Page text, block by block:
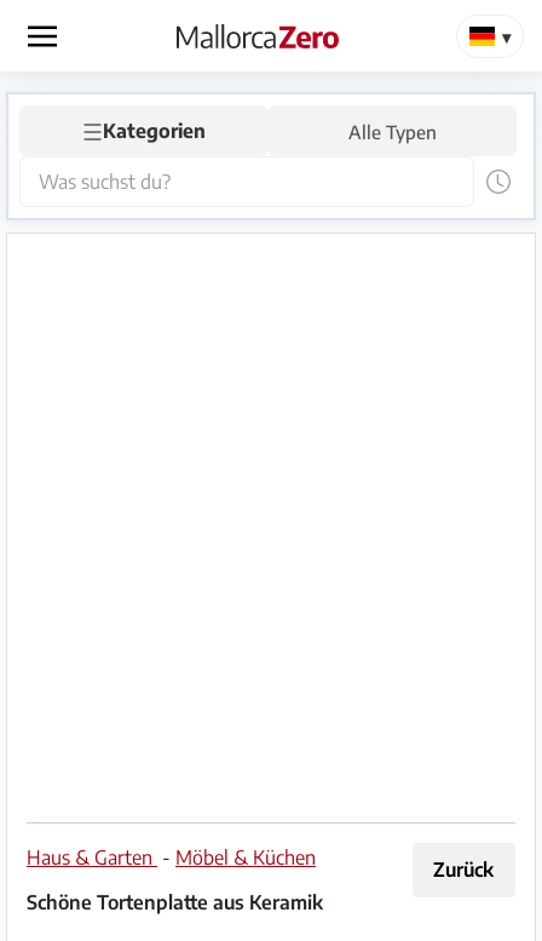
×
Startseite
Anzeige
aufgeben
Hilfe
FAQ
☰Kategorien Alle Typen
Zurück
Haus & Garten - Möbel & Küchen
Schöne Tortenplatte aus Keramik